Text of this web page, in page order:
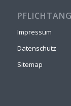
Impressum
Datenschutz
Sitemap